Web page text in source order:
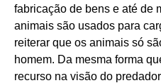
fabricação de bens e até de
animais são usados para
reiterar que os animais só
homem. Da mesma forma
recurso na visão do